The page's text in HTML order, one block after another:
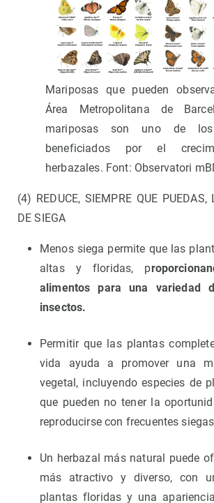
Mariposas que pueden
Área Metropolitana de
mariposas son uno de los
beneficiados por el
herbazales. Font: Observatori
(4) REDUCE, SIEMPRE QUE PUEDAS,
DE SIEGA
Menos siega permite que las
altas y floridas, p
alimentos para una variedad
insectos.
Permitir que las plantas
vida ayuda a promover una
vegetal, incluyendo especies de
que pueden no tener la
reproducirse con frecuentes
Un herbazal más natural puede
más atractivo y diverso, con
plantas floridas y una